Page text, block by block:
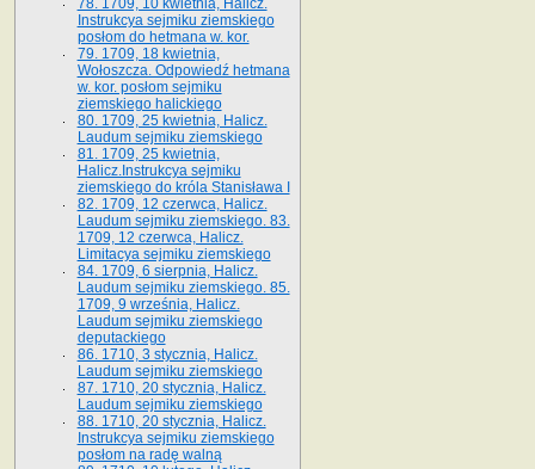
78. 1709, 10 kwietnia, Halicz.
Instrukcya sejmiku ziemskiego
posłom do hetmana w. kor.
79. 1709, 18 kwietnia,
Wołoszcza. Odpowiedź hetmana
w. kor. posłom sejmiku
ziemskiego halickiego
80. 1709, 25 kwietnia, Halicz.
Laudum sejmiku ziemskiego
81. 1709, 25 kwietnia,
Halicz.Instrukcya sejmiku
ziemskiego do króla Stanisława I
82. 1709, 12 czerwca, Halicz.
Laudum sejmiku ziemskiego. 83.
1709, 12 czerwca, Halicz.
Limitacya sejmiku ziemskiego
84. 1709, 6 sierpnia, Halicz.
Laudum sejmiku ziemskiego. 85.
1709, 9 września, Halicz.
Laudum sejmiku ziemskiego
deputackiego
86. 1710, 3 stycznia, Halicz.
Laudum sejmiku ziemskiego
87. 1710, 20 stycznia, Halicz.
Laudum sejmiku ziemskiego
88. 1710, 20 stycznia, Halicz.
Instrukcya sejmiku ziemskiego
posłom na radę walną